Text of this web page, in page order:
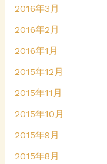
2016年3月
2016年2月
2016年1月
2015年12月
2015年11月
2015年10月
2015年9月
2015年8月